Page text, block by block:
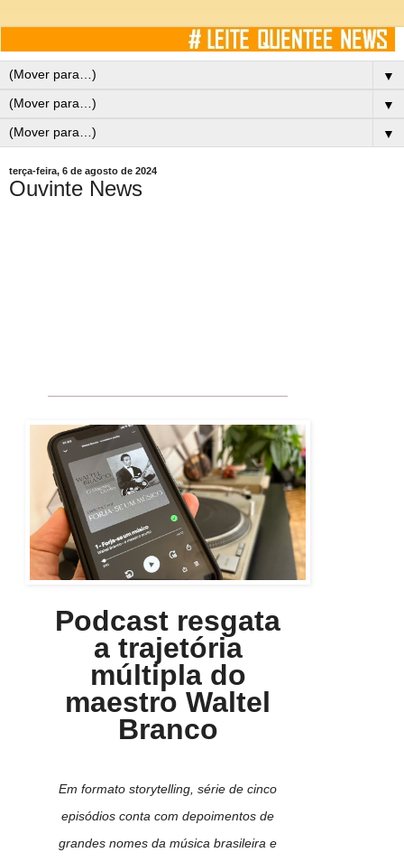
▼
▼
▼
terça-feira, 6 de agosto de 2024
Ouvinte News
Podcast resgata
a trajetória
múltipla do
maestro Waltel
Branco
Em formato storytelling, série de cinco
episódios conta com depoimentos de
grandes nomes da música brasileira e